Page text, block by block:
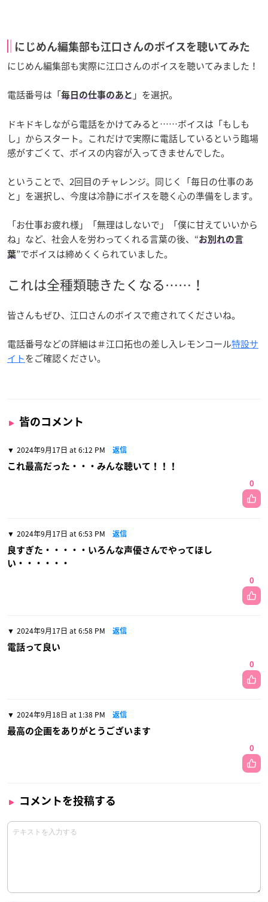
にじめん編集部も江口さんのボイスを聴いてみた
にじめん編集部も実際に江口さんのボイスを聴いてみました！
電話番号は「毎日の仕事のあと 」を選択。
ドキドキしながら電話をかけてみると……ボイスは「もしも
し」からスタート。これだけで実際に電話しているという臨場
感がすごくて、ボイスの内容が入ってきませんでした。
ということで、2回目のチャレンジ。同じく「毎日の仕事のあ
と」を選択し、今度は冷静にボイスを聴く心の準備をします。
「お仕事お疲れ様」「無理はしないで」「僕に甘えていいから
ね」など、社会人を労わってくれる言葉の後、“お別れの言
葉”でボイスは締めくくられていました。
これは全種類聴きたくなる……！
皆さんもぜひ、江口さんのボイスで癒されてくださいね。
電話番号などの詳細は＃江口拓也の差し入レモンコール特設サ
イトをご確認ください。
皆のコメント
2024年9月17日 at 6:12 PM 返信
これ最高だった・・・みんな聴いて！！！
0
2024年9月17日 at 6:53 PM 返信
良すぎた・・・・・いろんな声優さんでやってほし
い・・・・・・
0
2024年9月17日 at 6:58 PM 返信
電話って良い
0
2024年9月18日 at 1:38 PM 返信
最高の企画をありがとうございます
0
コメントを投稿する